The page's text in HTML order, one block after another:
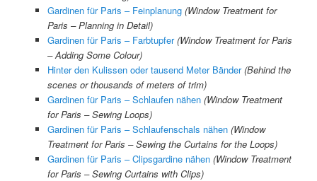
Gardinen für Paris – Feinplanung (Window Treatment for
Paris – Planning in Detail)
Gardinen für Paris – Farbtupfer (Window Treatment for Paris
– Adding Some Colour)
Hinter den Kulissen oder tausend Meter Bänder (Behind the
scenes or thousands of meters of trim)
Gardinen für Paris – Schlaufen nähen (Window Treatment
for Paris – Sewing Loops)
Gardinen für Paris – Schlaufenschals nähen (Window
Treatment for Paris – Sewing the Curtains for the Loops)
Gardinen für Paris – Clipsgardine nähen (Window Treatment
for Paris – Sewing Curtains with Clips)